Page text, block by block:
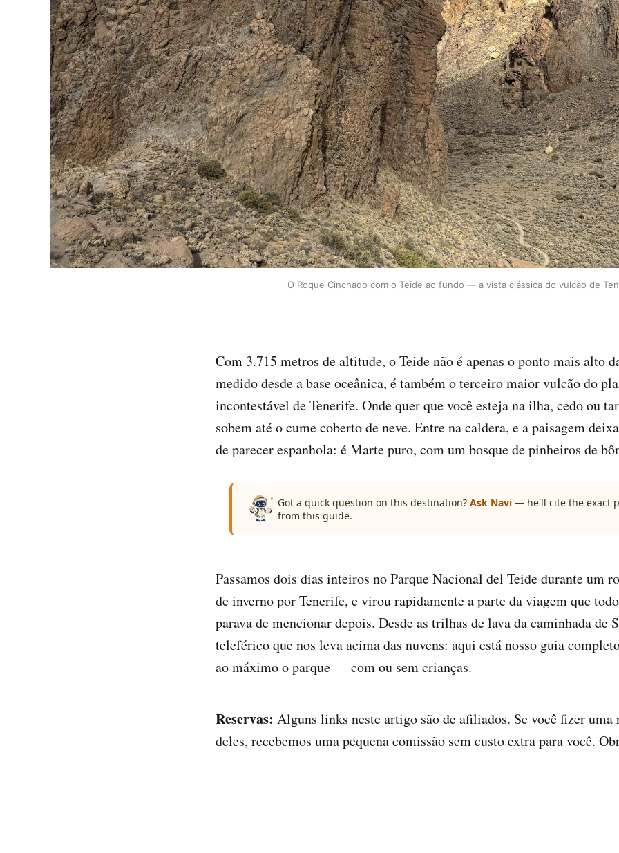
O Roque Cinchado com o Teide ao fundo — a vista clássica do vulcão de
Com 3.715 metros de altitude, o Teide não é apenas o ponto mais alto
medido desde a base oceânica, é também o terceiro maior vulcão do
incontestável de Tenerife. Onde quer que você esteja na ilha, cedo ou
sobem até o cume coberto de neve. Entre na caldera, e a paisagem
de parecer espanhola: é Marte puro, com um bosque de pinheiros de
Got a quick question on this destination? Ask Navi — he'll cite the exact
from this guide.
Passamos dois dias inteiros no Parque Nacional del Teide durante um
de inverno por Tenerife, e virou rapidamente a parte da viagem que
parava de mencionar depois. Desde as trilhas de lava da caminhada de
teleférico que nos leva acima das nuvens: aqui está nosso guia
ao máximo o parque — com ou sem crianças.
Reservas: Alguns links neste artigo são de afiliados. Se você fizer uma
deles, recebemos uma pequena comissão sem custo extra para você.